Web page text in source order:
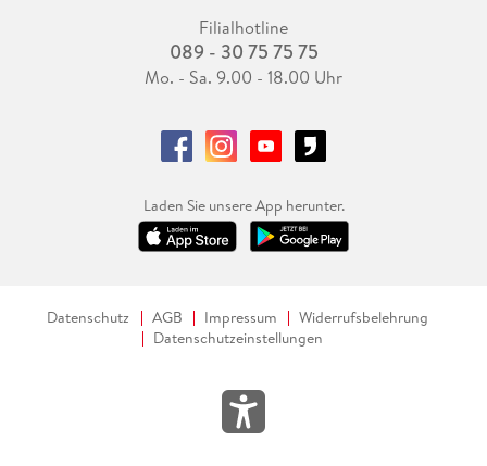
Filialhotline
089 - 30 75 75 75
Mo. - Sa. 9.00 - 18.00 Uhr
Laden Sie unsere App herunter.
Datenschutz AGB Impressum
Widerrufsbelehrung
Datenschutzeinstellungen